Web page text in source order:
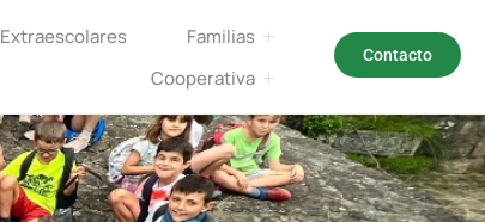
Extraescolares
Familias
Cooperativa
Contacto